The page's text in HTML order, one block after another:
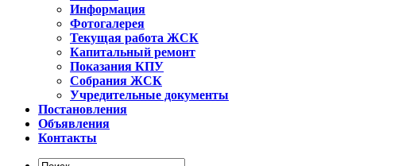
Информация
Фотогалерея
Текущая работа ЖСК
Капитальный ремонт
Показания КПУ
Собрания ЖСК
Учредительные документы
Постановления
Объявления
Контакты